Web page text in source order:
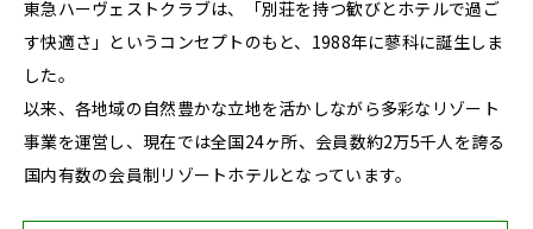
東急ハーヴェストクラブは、「別荘を持つ歓びとホテルで過ご
す快適さ」というコンセプトのもと、1988年に蓼科に誕生しま
した。
以来、各地域の自然豊かな立地を活かしながら多彩なリゾート
事業を運営し、現在では全国24ヶ所、会員数約2万5千人を誇る
国内有数の会員制リゾートホテルとなっています。